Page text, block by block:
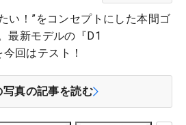
い！”をコンセプトにした本間ゴ
最新モデルの『D1
回はテスト！
写真の記事を読む